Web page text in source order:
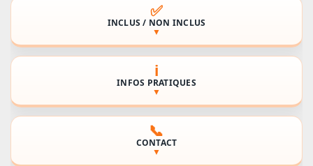
✅
INCLUS / NON INCLUS
▼
ℹ️
INFOS PRATIQUES
▼
📞
CONTACT
▼